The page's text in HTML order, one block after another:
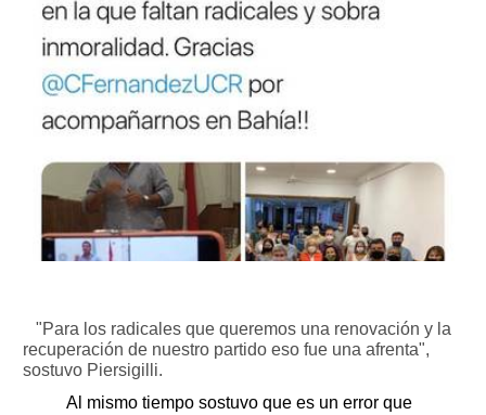
"Para los radicales que queremos una renovación y la
recuperación de nuestro partido eso fue una afrenta",
sostuvo Piersigilli.
Al mismo tiempo sostuvo que es un error que